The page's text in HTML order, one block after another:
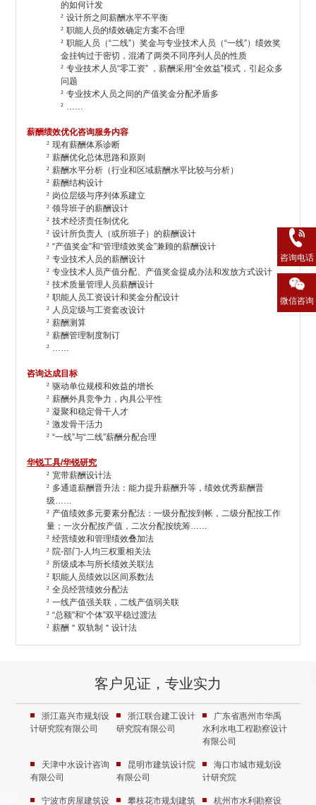
的如何计发
² 设计所之间薪酬水平不平衡
² 职能人员的绩效确定方案不合理
² 职能人员（“二线”）奖金与专业技术人员（“一线”）绩效奖
金挂钩过于密切，混淆了两类不同序列人员的性质
² 专业技术人员“零工资” ，薪酬采用“全效益”模式，引起众多
问题
² 专业技术人员之间的产值奖金分配矛盾多
²
薪酬绩效优化咨询服务内容
² 现有薪酬体系诊断
² 薪酬优化总体思路和原则
² 薪酬水平分析（行业和区域薪酬水平比较与分析）
² 薪酬结构设计
² 岗位层级与序列体系建立
² 领导班子的薪酬设计
² 技术经济责任制优化
² 设计所负责人（或所班子）的薪酬设计
² “产值奖金”和“管理绩效奖金”兼顾的薪酬设计
² 专业技术人员的薪酬设计
² 专业技术人员产值分配、产值奖金提成办法和发放方式设计
² 技术质量管理人员薪酬设计
² 职能人员工资设计和奖金分配设计
² 人员定级与工资套改设计
² 薪酬测算
² 薪酬管理制度制订
²
咨询达成目标
² 驱动单位规模和效益的增长
² 薪酬外具竞争力，内具公平性
² 凝聚和稳定骨干人才
² 激发骨干活力
² “一线”与“二线”薪酬分配合理
华锐工具/华锐研究
² 宽带薪酬设计法
² 多通道薪酬晋升法：能力提升薪酬升等，绩效优秀薪酬晋
级……
² 产值绩效多元要素分配法：一级分配按到帐，二级分配按工作
量；一次分配按产值，二次分配按统筹……
² 经营绩效和管理绩效叠加法
² 院-部门-人均三权重相关法
² 所级成本与所长绩效关联法
² 职能人员绩效以区间系数法
² 全员经营绩效分配法
² 一线产值强关联，二线产值弱关联
² “总额”和“个体”双平稳过渡法
² 薪酬＂双轨制＂设计法
客户见证，专业实力
浙江嘉兴市规划设
计研究院有限公司
浙江联合建工设计
研究院有限公司
广东省惠州市华禹
水利水电工程勘察设计
有限公司
天津中水设计咨询
有限公司
昆明市建筑设计院
有限公司
海口市城市规划设
计研究院
宁波市房屋建筑设
攀枝花市规划建筑
杭州市水利勘察设
咨询电话
微信咨询